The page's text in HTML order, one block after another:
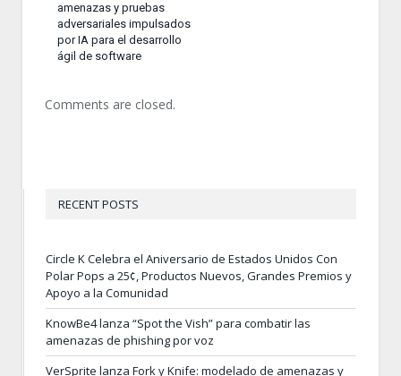
amenazas y pruebas
adversariales impulsados
por IA para el desarrollo
ágil de software
Comments are closed.
RECENT POSTS
Circle K Celebra el Aniversario de Estados Unidos Con
Polar Pops a 25¢, Productos Nuevos, Grandes Premios y
Apoyo a la Comunidad
KnowBe4 lanza “Spot the Vish” para combatir las
amenazas de phishing por voz
VerSprite lanza Fork y Knife: modelado de amenazas y